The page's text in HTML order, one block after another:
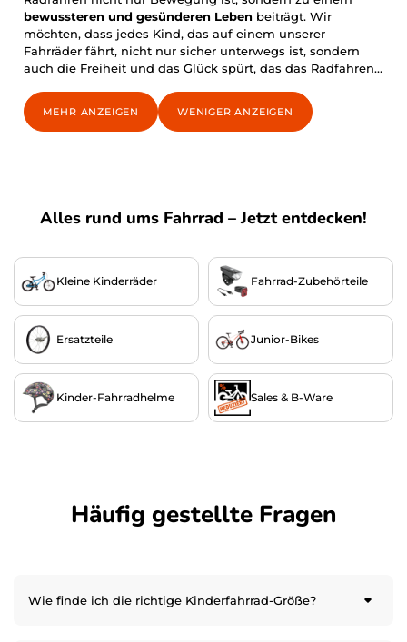
bewussteren und gesünderen Lebenbeiträgt. Wir
möchten, dass jedes Kind, das auf einem unserer
Fahrräder fährt, nicht nur sicher unterwegs ist, sondern
auch die Freiheit und das Glück spürt, das das Radfahren
~ Bonnie Bachtenkirch
MEHR ANZEIGEN WENIGER ANZEIGEN
Alles rund ums Fahrrad – Jetzt entdecken!
Kleine Kinderräder Fahrrad-Zubehörteile
Ersatzteile Junior-Bikes
Kinder-Fahrradhelme Sales & B-Ware
Häufig gestellte Fragen
Wie finde ich die richtige Kinderfahrrad-Größe?